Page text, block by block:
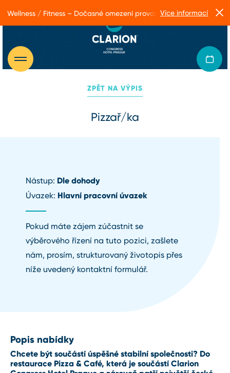
ZPĚT NA VÝPIS
Pizzař/ka
Nástup: Dle dohody
Úvazek: Hlavní pracovní úvazek
Pokud máte zájem zúčastnit se
výběrového řízení na tuto pozici, zašlete
nám, prosím, strukturovaný životopis přes
níže uvedený kontaktní formulář.
Popis nabídky
Chcete být součástí úspěšné stabilní společnosti? Do
restaurace Pizza & Café, která je součástí Clarion
Wellness / Fitness – Dočasné omezení provozuVíce informací